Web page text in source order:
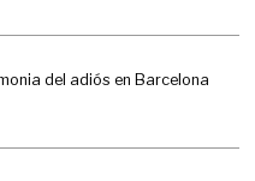
del adiós en Barcelona